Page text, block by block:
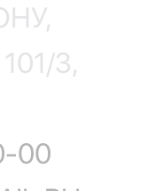
3,
00